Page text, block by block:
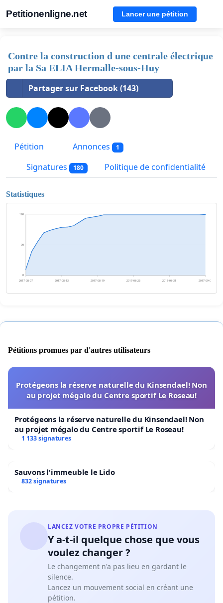
Petitionenligne.net Lancer une pétition
Contre la construction d une centrale électrique
par la Sa ELIA Hermalle-sous-Huy
Partager sur Facebook (143)
Pétition Annonces 1
Signatures 180 Politique de confidentialité
Statistiques
0
90
180
2017-08-07 2017-08-13 2017-08-19 2017-08-25 2017-08-31 2017-09-06
Pétitions promues par d'autres utilisateurs
Protégeons la réserve naturelle du Kinsendael! Non
au projet mégalo du Centre sportif Le Roseau!
Protégeons la réserve naturelle du Kinsendael! Non
au projet mégalo du Centre sportif Le Roseau!
1 133 signatures
Sauvons l'immeuble le Lido
832 signatures
LANCEZ VOTRE PROPRE PÉTITION
Y a-t-il quelque chose que vous
voulez changer ?
Le changement n'a pas lieu en gardant le
silence.
Lancez un mouvement social en créant une
pétition.